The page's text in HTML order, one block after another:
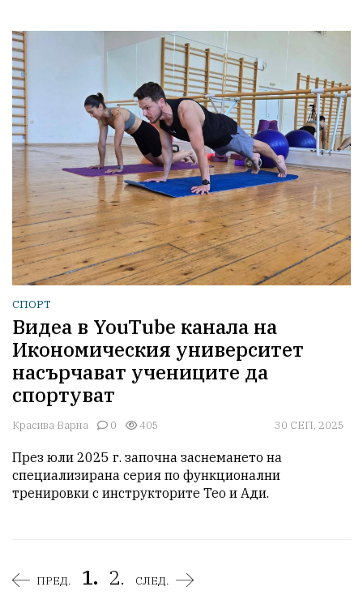
СПОРТ
Видеа в YouTube канала на
Икономическия университет
насърчават учениците да
спортуват
Красива Варна 0 405 30 СЕП, 2025
През юли 2025 г. започна заснемането на
специализирана серия по функционални
тренировки с инструкторите Тео и Ади.
ПРЕД. 1. 2. СЛЕД.